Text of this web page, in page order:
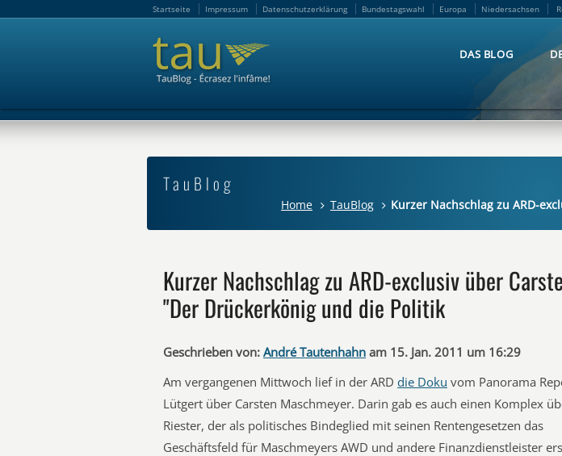
Startseite Impressum Datenschutzerklärung Bundestagswahl Europa Niedersachsen
DAS BLOG
TauBlog
Home TauBlog Kurzer Nachschlag zu ARD-
Kurzer Nachschlag zu ARD-exclusiv über
"Der Drückerkönig und die Politik
Geschrieben von: André Tautenhahn am 15. Jan. 2011 um 16:29
Am vergangenen Mittwoch lief in der ARD die Doku vom Panorama
Lütgert über Carsten Maschmeyer. Darin gab es auch einen Komplex
Riester, der als politisches Bindeglied mit seinen Rentengesetzen das
Geschäftsfeld für Maschmeyers AWD und andere Finanzdienstleister
Startseite Impressum Datenschutzerklärung Bundestagswahl Europa Niedersachsen
DAS BLOG